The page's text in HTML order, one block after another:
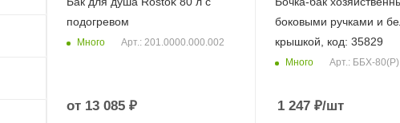
подогревом
Много Арт.: 201.0000.000.002
от 13 085 ₽
боковыми ручками и
крышкой, код: 35829
Много Арт.: ББХ-80(Р)
1 247₽/шт